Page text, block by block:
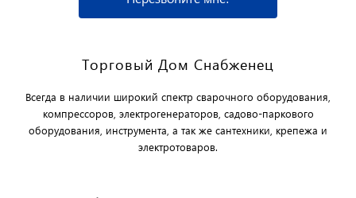
Торговый Дом Снабженец
Всегда в наличии широкий спектр сварочного оборудования,
компрессоров, электрогенераторов, садово-паркового
оборудования, инструмента, а так же сантехники, крепежа и
электротоваров.